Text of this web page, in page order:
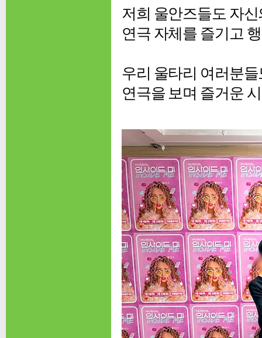
저희 울안즈들도 자
연극 자체를 즐기고
우리 울타리 여러분
연극을 보며 즐거운